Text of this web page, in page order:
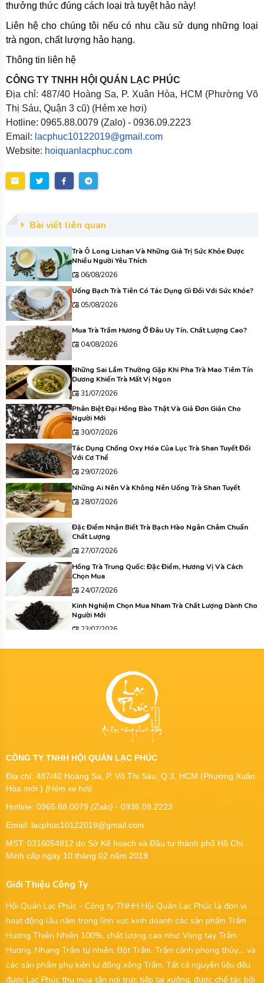
thưởng thức đúng cách loại trà tuyệt hảo này!
Liên hệ cho chúng tôi nếu có nhu cầu sử dụng những loại
trà ngon, chất lượng hảo hạng.
Thông tin liên hệ
CÔNG TY TNHH HỘI QUÁN LẠC PHÚC
Địa chỉ: 487/40 Hoàng Sa, P. Xuân Hòa, HCM (Phường Võ
Thị Sáu, Quận 3 cũ) (Hẻm xe hơi)
Hotline: 0965.88.0079 (Zalo) - 0936.09.2223
Email: lacphuc10122019@gmail.com
Website: hoiquanlacphuc.com
Bài viết liên quan
Trà Ô Long Lishan Và Những Giá Trị Sức Khỏe Được
Nhiều Người Yêu Thích
06/08/2026
Uống Bạch Trà Tiên Có Tác Dụng Gì Đối Với Sức Khỏe?
05/08/2026
Mua Trà Trầm Hương Ở Đâu Uy Tín, Chất Lượng Cao?
04/08/2026
Những Sai Lầm Thường Gặp Khi Pha Trà Mao Tiêm Tín
Dương Khiến Trà Mất Vị Ngon
31/07/2026
Phân Biệt Đại Hồng Bào Thật Và Giả Đơn Giản Cho
Người Mới
30/07/2026
Tác Dụng Chống Oxy Hóa Của Lục Trà Shan Tuyết Đối
Với Cơ Thể
29/07/2026
Những Ai Nên Và Không Nên Uống Trà Shan Tuyết
28/07/2026
Đặc Điểm Nhận Biết Trà Bạch Hào Ngân Châm Chuẩn
Chất Lượng
27/07/2026
Hồng Trà Trung Quốc: Đặc Điểm, Hương Vị Và Cách
Chọn Mua
24/07/2026
Kinh Nghiệm Chọn Mua Nham Trà Chất Lượng Dành Cho
Người Mới
23/07/2026
CÔNG TY TNHH HỘI QUÁN LẠC PHÚC
Địa chỉ: 487/40 Hoàng Sa, P. Võ Thị Sáu, Q.3, HCM (Phường Xuân
Hòa mới ) (Hẻm xe hơi)
Hotline: 0965.88.0079 (Zalo) - 0936.09.2223
Email: lacphuc10122019@gmail.com
MST: 0316054812 do Sở Kế hoạch và Đầu tư thành phố Hồ Chí
Minh cấp ngày 10 tháng 02 năm 2019
Giới Thiệu Công Ty
Hội Quán Lạc Phúc - Công ty TNHH Hội Quán Lạc Phúc là đơn vị
hoạt động lâu năm trong lĩnh vực kinh doanh các sản phẩm Trầm
Hương Thiên Nhiên 100%, chất lượng cao như: Vòng tay Trầm
Hương, Nhang Trầm tự nhiên, Bột Trầm, Trầm cảnh phong thủy,... và
các sản phẩm phụ kiện lư đồng xông Trầm. Tất cả nguyên liệu đều
được Lạc Phúc thu mua tận nơi trực tiếp tại xưởng, được chế tác bởi